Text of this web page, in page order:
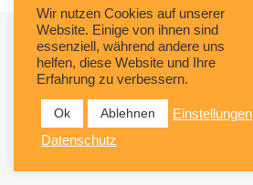
Wir nutzen Cookies auf unserer
Website. Einige von ihnen sind
essenziell, während andere uns
helfen, diese Website und Ihre
Erfahrung zu verbessern.
Ok Ablehnen
Einstellungen
Datenschutz